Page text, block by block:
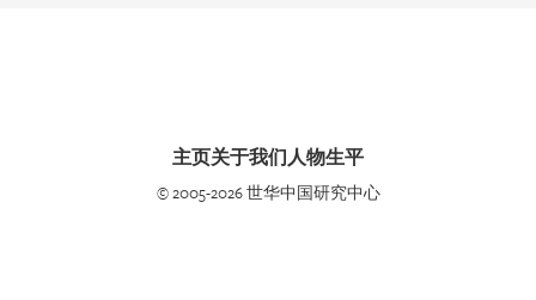
主页关于我们人物生平
© 2005-2026 世华中国研究中心